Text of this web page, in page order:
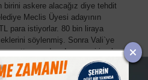
askere alacağız diye tehdit
Meclis Üyesi adayının
para istiyorlar. 80 bin liraya
söylenmiş. Sonra Vali`ye
saatte şurada adamı çevirin alın
biz bu işe müdahale
de onların üst düzet yöneticisini